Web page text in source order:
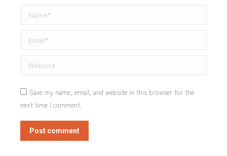
Name *
Email *
Website
Save my name, email, and website in this browser for the
next time I comment.
Post comment